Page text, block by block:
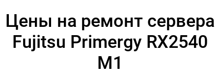
Цены на ремонт сервера
Fujitsu Primergy RX2540
M1